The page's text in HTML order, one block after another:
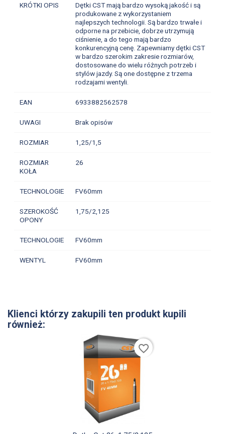
KRÓTKI OPIS
Dętki CST mają bardzo wysoką jakość i są
produkowane z wykorzystaniem
najlepszych technologii. Są bardzo trwałe i
odporne na przebicie, dobrze utrzymują
ciśnienie, a do tego mają bardzo
konkurencyjną cenę. Zapewniamy dętki CST
w bardzo szerokim zakresie rozmiarów,
dostosowane do wielu różnych potrzeb i
stylów jazdy. Są one dostępne z trzema
rodzajami wentyli.
EAN 6933882562578
UWAGI Brak opisów
ROZMIAR 1,25/1,5
ROZMIAR
KOŁA
26
TECHNOLOGIE FV60mm
SZEROKOŚĆ
OPONY
1,75/2,125
TECHNOLOGIE FV60mm
WENTYL FV60mm
Klienci którzy zakupili ten produkt kupili
również:
favorite_border